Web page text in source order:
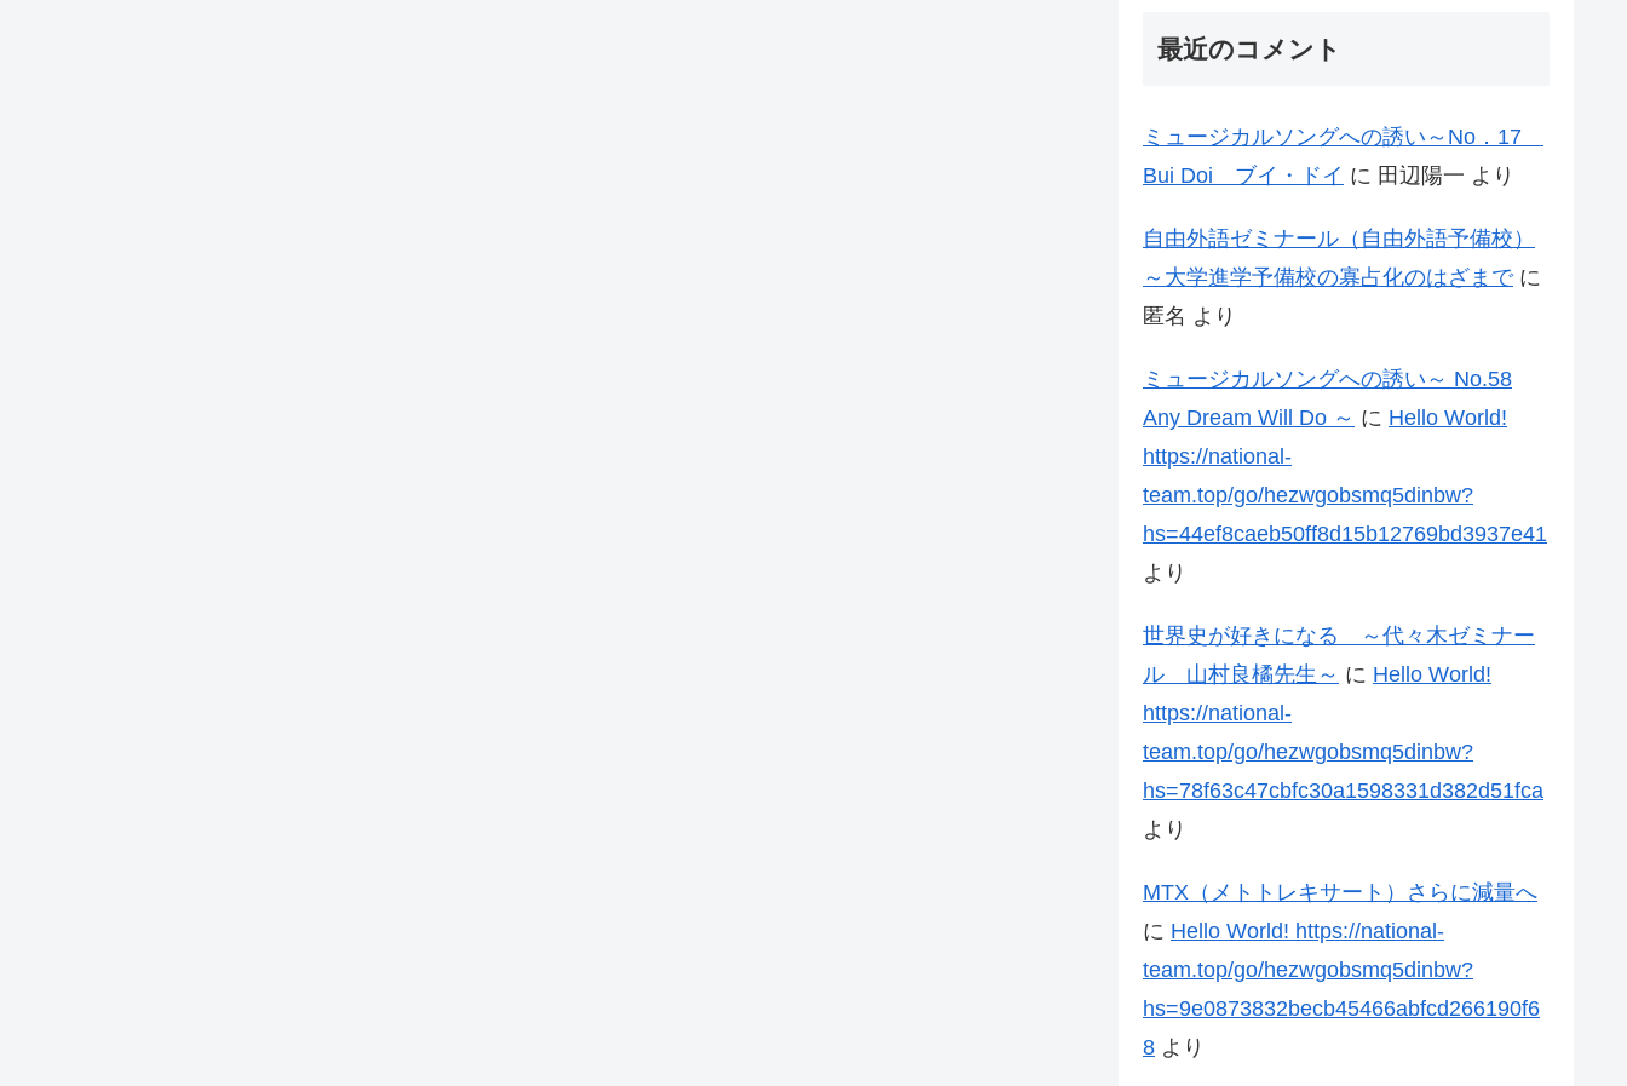
最近のコメント
ミュージカルソングへの誘い～No．17
Bui Doi ブイ・ドイ に 田辺陽一 より
自由外語ゼミナール（自由外語予備校）
～大学進学予備校の寡占化のはざまでに
匿名 より
ミュージカルソングへの誘い～ No.58
Any Dream Will Do ～ に Hello World!
https://national-
team.top/go/hezwgobsmq5dinbw?
hs=44ef8caeb50ff8d15b12769bd3937e41
より
世界史が好きになる ～代々木ゼミナー
ル 山村良橘先生～ に Hello World!
https://national-
team.top/go/hezwgobsmq5dinbw?
hs=78f63c47cbfc30a1598331d382d51fca
より
MTX（メトトレキサート）さらに減量へ
に Hello World! https://national-
team.top/go/hezwgobsmq5dinbw?
hs=9e0873832becb45466abfcd266190f6
8 より